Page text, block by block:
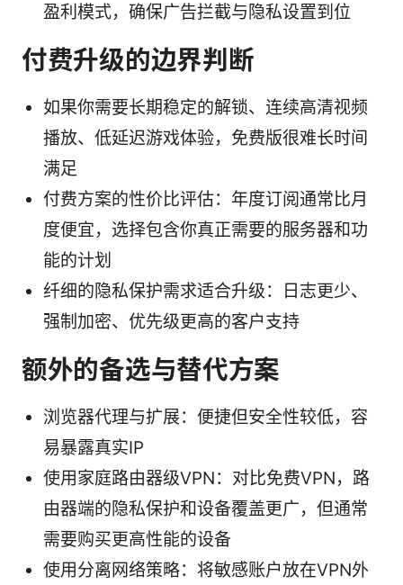
盈利模式，确保广告拦截与隐私设置到位
付费升级的边界判断
如果你需要长期稳定的解锁、连续高清视频
播放、低延迟游戏体验，免费版很难长时间
满足
付费方案的性价比评估：年度订阅通常比月
度便宜，选择包含你真正需要的服务器和功
能的计划
纤细的隐私保护需求适合升级：日志更少、
强制加密、优先级更高的客户支持
额外的备选与替代方案
浏览器代理与扩展：便捷但安全性较低，容
易暴露真实IP
使用家庭路由器级VPN：对比免费VPN，路
由器端的隐私保护和设备覆盖更广，但通常
需要购买更高性能的设备
使用分离网络策略：将敏感账户放在VPN外